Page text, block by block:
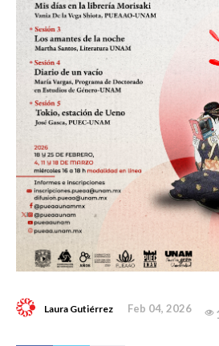
Laura Gutiérrez Feb 04, 2026